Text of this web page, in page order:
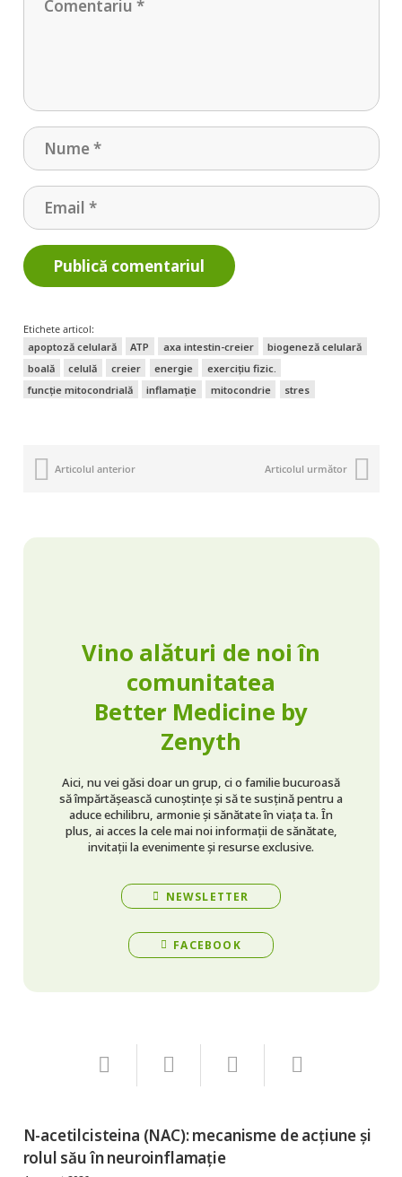
N-acetilcisteina (NAC): mecanisme de acțiune și
rolul său în neuroinflamație
Publică comentariul
Etichete articol:
apoptoză celulară
ATP axa intestin-creier
biogeneză celulară
boală
celulă creier energie
exercițiu fizic.
funcție mitocondrială
inflamație mitocondrie stres
Articolul anterior Articolul următor
Vino alături de noi în
comunitatea
Better Medicine by
Zenyth
Aici, nu vei găsi doar un grup, ci o familie bucuroasă
să împărtășească cunoștințe și să te susțină pentru a
aduce echilibru, armonie și sănătate în viața ta. În
plus, ai acces la cele mai noi informații de sănătate,
invitații la evenimente și resurse exclusive.
NEWSLETTER
FACEBOOK